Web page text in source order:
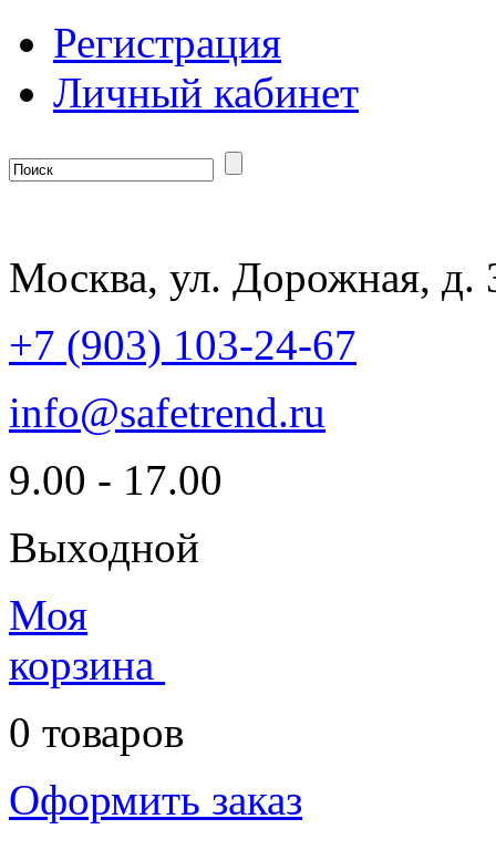
Регистрация
Личный кабинет
Москва, ул. Дорожная, д.
+7 (903) 103-24-67
info@safetrend.ru
9.00 - 17.00
Выходной
Моя
корзина
0 товаров
Оформить заказ